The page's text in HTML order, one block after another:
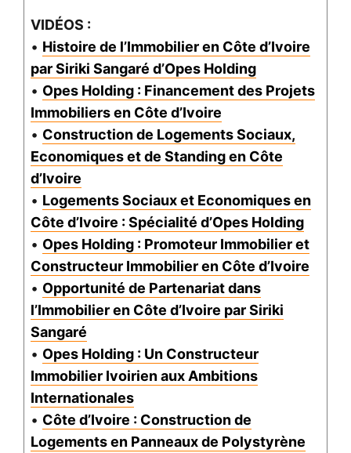
VIDÉOS :
• Histoire de l’Immobilier en Côte d’Ivoire
par Siriki Sangaré d’Opes Holding
• Opes Holding : Financement des Projets
Immobiliers en Côte d’Ivoire
• Construction de Logements Sociaux,
Economiques et de Standing en Côte
d’Ivoire
• Logements Sociaux et Economiques en
Côte d’Ivoire : Spécialité d’Opes Holding
• Opes Holding : Promoteur Immobilier et
Constructeur Immobilier en Côte d’Ivoire
• Opportunité de Partenariat dans
l’Immobilier en Côte d’Ivoire par Siriki
Sangaré
• Opes Holding : Un Constructeur
Immobilier Ivoirien aux Ambitions
Internationales
• Côte d’Ivoire : Construction de
Logements en Panneaux de Polystyrène